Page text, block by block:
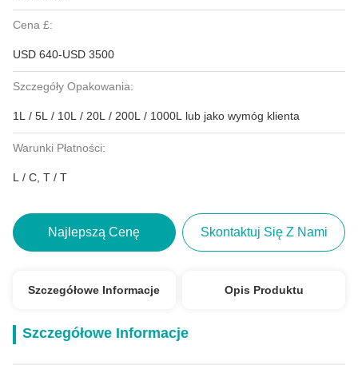
Cena £:
USD 640-USD 3500
Szczegóły Opakowania:
1L / 5L / 10L / 20L / 200L / 1000L lub jako wymóg klienta
Warunki Płatności:
L / C, T / T
Najlepszą Cenę Skontaktuj Się Z Nami
Szczegółowe Informacje Opis Produktu
Szczegółowe Informacje